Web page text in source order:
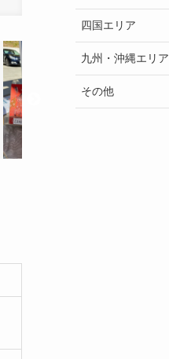
四国エリア
九州・沖縄エリア
その他